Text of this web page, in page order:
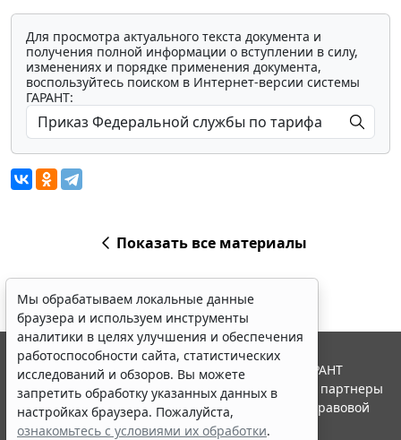
Для просмотра актуального текста документа и
получения полной информации о вступлении в силу,
изменениях и порядке применения документа,
воспользуйтесь поиском в Интернет-версии системы
ГАРАНТ:
Показать все материалы
Мы обрабатываем локальные данные
браузера и используем инструменты
аналитики в целях улучшения и обеспечения
работоспособности сайта, статистических
исследований и обзоров. Вы можете
запретить обработку указанных данных в
настройках браузера. Пожалуйста,
ознакомьтесь с условиями их обработки.
© ООО "НПП "ГАРАНТ-СЕРВИС", 2026. Система ГАРАНТ
выпускается с 1990 года. Компания "Гарант" и ее партнеры
являются участниками Российской ассоциации правовой
информации ГАРАНТ.